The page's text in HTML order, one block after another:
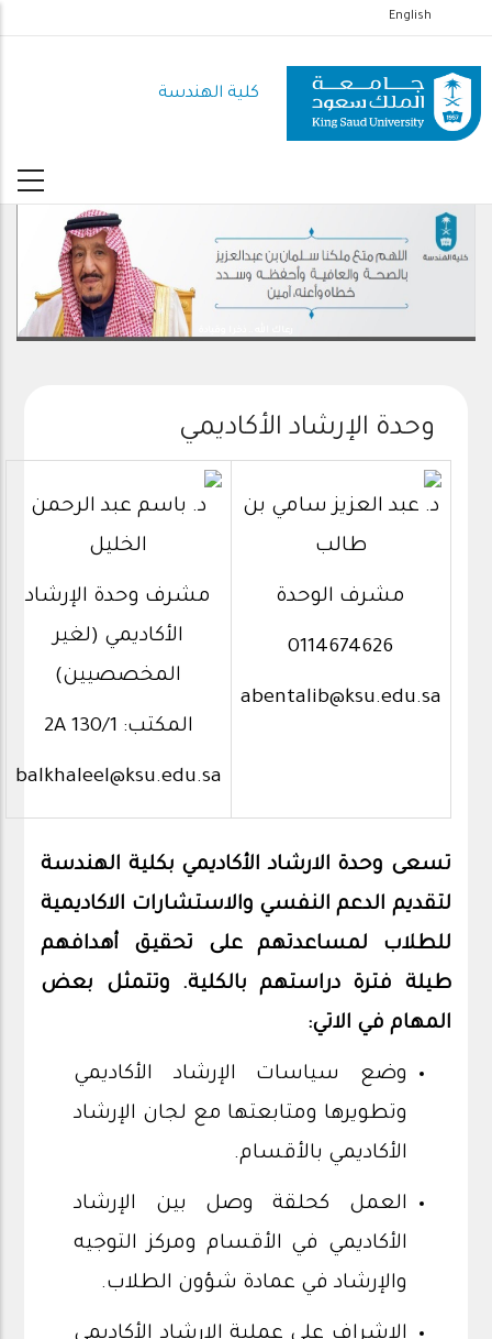
إلى
المحتوى
الرئيسي
English
كلية الهندسة
وحدة الإرشاد الأكاديمي
د. عبد العزيز سامي بن
طالب
مشرف الوحدة
0114674626
abentalib@ksu.edu.sa
د. باسم عبد الرحمن
الخليل
مشرف وحدة الإرشاد
الأكاديمي (لغير
المخصصيين)
المكتب: 2A 130/1
balkhaleel@ksu.edu.sa
تسعى وحدة الارشاد الأكاديمي بكلية الهندسة
لتقديم الدعم النفسي والاستشارات الاكاديمية
للطلاب لمساعدتهم على تحقيق أهدافهم
طيلة فترة دراستهم بالكلية. وتتمثل بعض
المهام في الاتي:
وضع سياسات الإرشاد الأكاديمي
وتطويرها ومتابعتها مع لجان الإرشاد
الأكاديمي بالأقسام.
العمل كحلقة وصل بين الإرشاد
الأكاديمي في الأقسام ومركز التوجيه
والإرشاد في عمادة شؤون الطلاب.